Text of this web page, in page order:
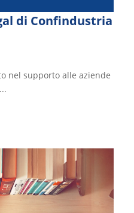
di Confindustria
nel supporto alle aziende